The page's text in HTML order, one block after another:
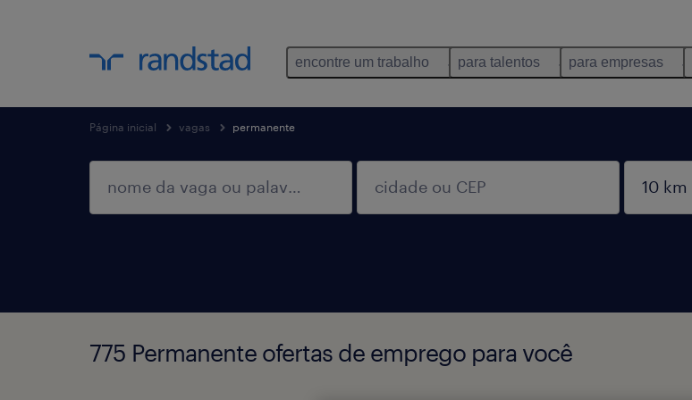
encontre um trabalho para talentos para empresas
Página inicial vagas permanente
775 Permanente ofertas de emprego para você